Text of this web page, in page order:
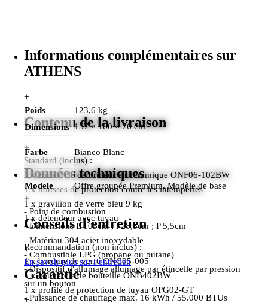
Informations complémentaires sur
ATHENS
+
Poids
123,6 kg
Dimensions 157 × 100 × 76 cm
Farbe Bianco Blanc
Modele Offre groupée Premium, Modèle de base
Contenu de la livraison
+
Standard (inclus) :
1 x couvercle de brûleur en céramique ONF06-102BW
1 x housses de protection contre les intempéries
1 x gravillon de verre bleu 9 kg
1 x détendeur avec tuyau
Recommandation (non inclus) :
1 x bordure de verre ONC05-005
1 x couvercle de bouteille ONB402BW
1 x profilé de protection de tuyau OPG02-GT
Données techniques
+
- Point de combustion
- Dimensions L 105cm ; l 28,8cm ; P 5,5cm
- Matériau 304 acier inoxydable
- Combustible LPG (propane ou butane)
- Dispositif d'allumage allumage par étincelle par pression
sur un bouton
- Puissance de chauffage max. 16 kWh / 55.000 BTUs
Conseils d’entretien
+
En savoir plus sur l’entretien
Garantie
+